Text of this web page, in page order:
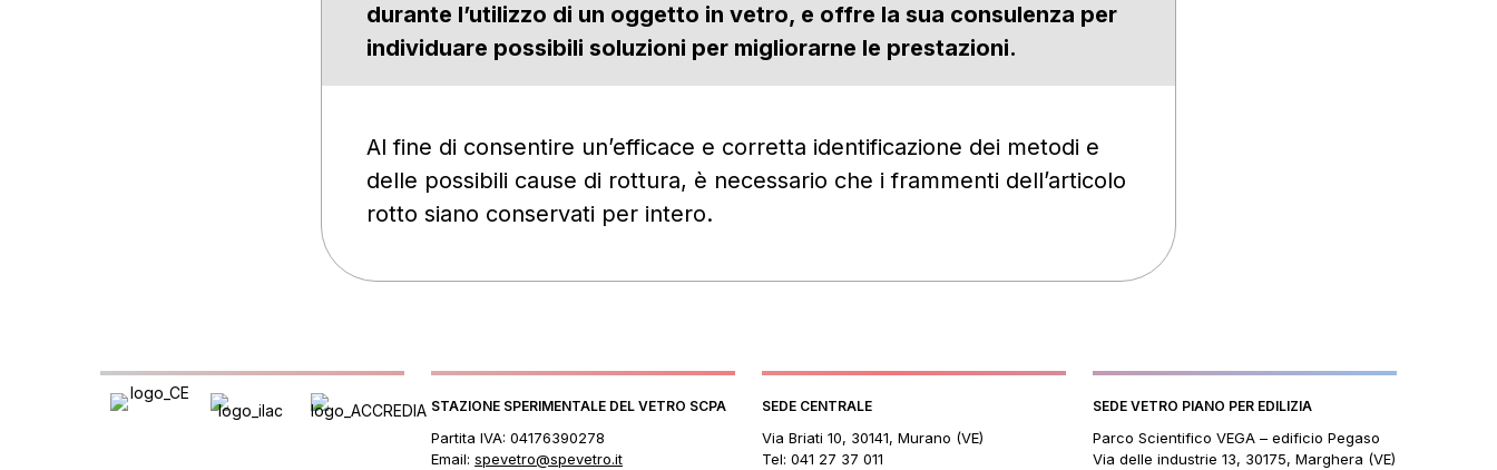
durante l’utilizzo di un oggetto in vetro, e offre la sua consulenza per
individuare possibili soluzioni per migliorarne le prestazioni.
Al fine di consentire un’efficace e corretta identificazione dei metodi e
delle possibili cause di rottura, è necessario che i frammenti dell’articolo
rotto siano conservati per intero.
STAZIONE SPERIMENTALE DEL VETRO SCPA
Partita IVA: 04176390278
Email:spevetro@spevetro.it
SEDE CENTRALE
Via Briati 10, 30141, Murano (VE)
Tel: 041 27 37 011
SEDE VETRO PIANO PER EDILIZIA
Parco Scientifico VEGA – edificio Pegaso
Via delle industrie 13, 30175, Marghera (VE)